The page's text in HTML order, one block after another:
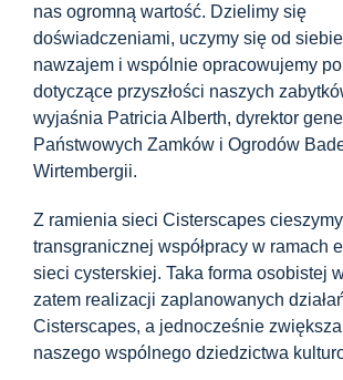
Pliki do pobrania
Miejsce nauki
Dziedzictwo kulinarne
Łatwy język
Polski
nas ogromną wartość. Dzielimy się
doświadczeniami, uczymy się od siebie
nawzajem i wspólnie opracowujemy
dotyczące przyszłości naszych
wyjaśnia Patricia Alberth, dyrektor
Państwowych Zamków i Ogrodów
Wirtembergii.
Z ramienia sieci Cisterscapes
transgranicznej współpracy w ramach
sieci cysterskiej. Taka forma osobistej
zatem realizacji zaplanowanych
Cisterscapes, a jednocześnie
naszego wspólnego dziedzictwa